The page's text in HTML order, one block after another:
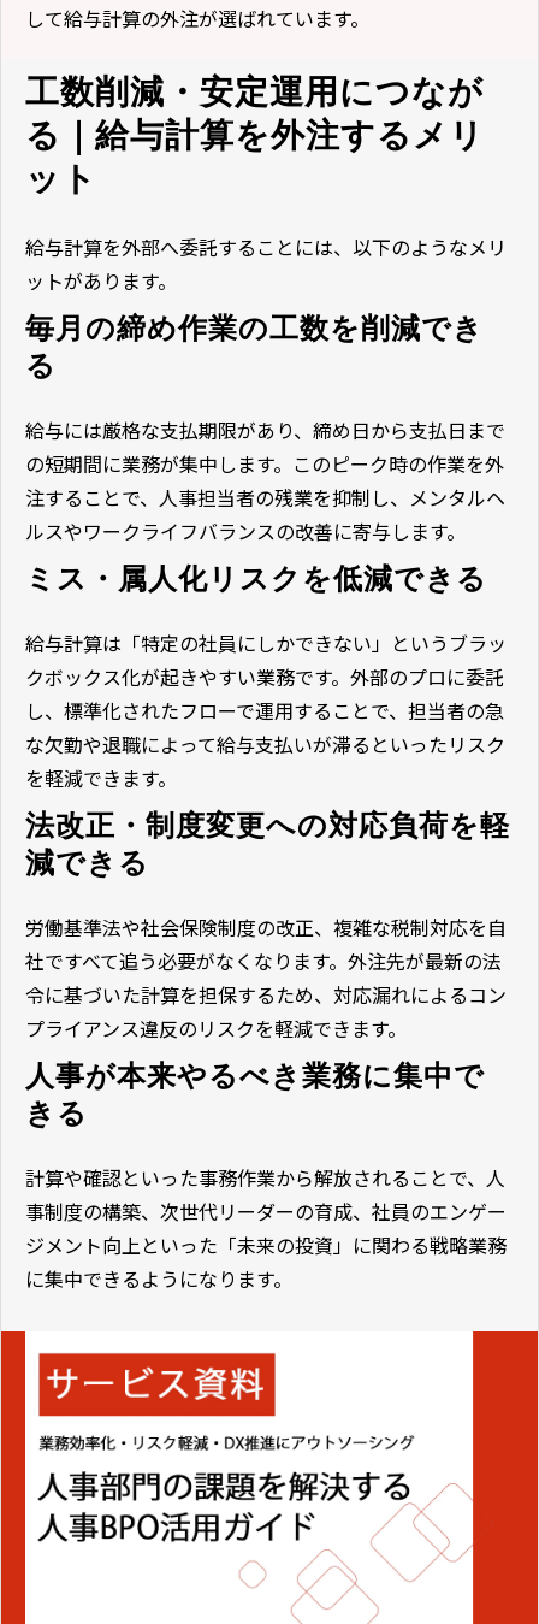
して給与計算の外注が選ばれています。
工数削減・安定運用につなが
る｜給与計算を外注するメリ
ット
給与計算を外部へ委託することには、以下のようなメリ
ットがあります。
毎月の締め作業の工数を削減でき
る
給与には厳格な支払期限があり、締め日から支払日まで
の短期間に業務が集中します。このピーク時の作業を外
注することで、人事担当者の残業を抑制し、メンタルヘ
ルスやワークライフバランスの改善に寄与します。
ミス・属人化リスクを低減できる
給与計算は「特定の社員にしかできない」というブラッ
クボックス化が起きやすい業務です。外部のプロに委託
し、標準化されたフローで運用することで、担当者の急
な欠勤や退職によって給与支払いが滞るといったリスク
を軽減できます。
法改正・制度変更への対応負荷を軽
減できる
労働基準法や社会保険制度の改正、複雑な税制対応を自
社ですべて追う必要がなくなります。外注先が最新の法
令に基づいた計算を担保するため、対応漏れによるコン
プライアンス違反のリスクを軽減できます。
人事が本来やるべき業務に集中で
きる
計算や確認といった事務作業から解放されることで、人
事制度の構築、次世代リーダーの育成、社員のエンゲー
ジメント向上といった「未来の投資」に関わる戦略業務
に集中できるようになります。